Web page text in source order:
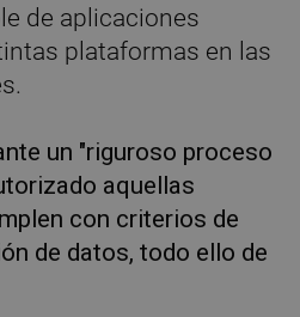
de aplicaciones
plataformas en las
un "riguroso proceso
aquellas
con criterios de
de datos, todo ello de